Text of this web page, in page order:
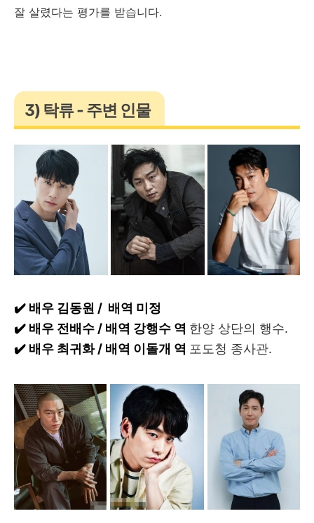
잘 살렸다는 평가를 받습니다.
3) 탁류 - 주변 인물
✔️ 배우 김동원 / 배역 미정
✔️ 배우 전배수 / 배역 강행수 역 한양 상단의 행수.
✔️ 배우 최귀화 / 배역 이돌개 역 포도청 종사관.